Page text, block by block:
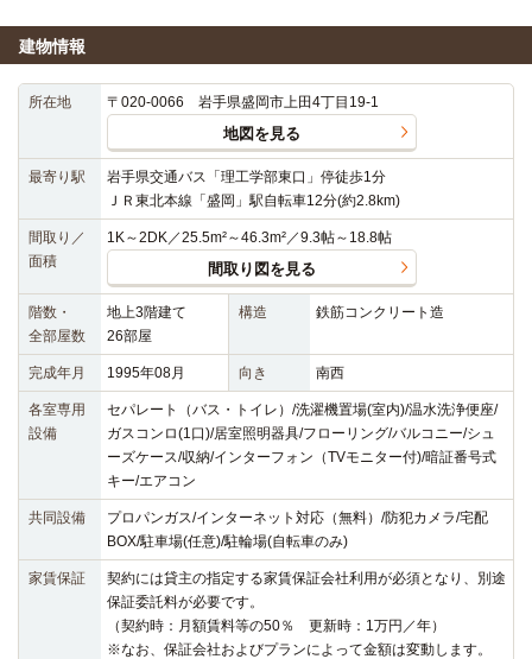
建物情報
所在地 〒020-0066 岩手県盛岡市上田4丁目19-1
地図を見る
最寄り駅
岩手県交通バス「理工学部東口」停徒歩1分
ＪＲ東北本線「盛岡」駅自転車12分(約2.8km)
間取り／
面積
1K～2DK／25.5m²～46.3m²／9.3帖～18.8帖
間取り図を見る
階数・
全部屋数
地上3階建て
26部屋
構造 鉄筋コンクリート造
完成年月 1995年08月 向き 南西
各室専用
設備
セパレート（バス・トイレ）/洗濯機置場(室内)/温水洗浄便座/
ガスコンロ(1口)/居室照明器具/フローリング/バルコニー/シュ
ーズケース/収納/インターフォン（TVモニター付)/暗証番号式
キー/エアコン
共同設備
プロパンガス/インターネット対応（無料）/防犯カメラ/宅配
BOX/駐車場(任意)/駐輪場(自転車のみ)
家賃保証
契約には貸主の指定する家賃保証会社利用が必須となり、別途
保証委託料が必要です。
（契約時：月額賃料等の50％ 更新時：1万円／年）
※なお、保証会社およびプランによって金額は変動します。